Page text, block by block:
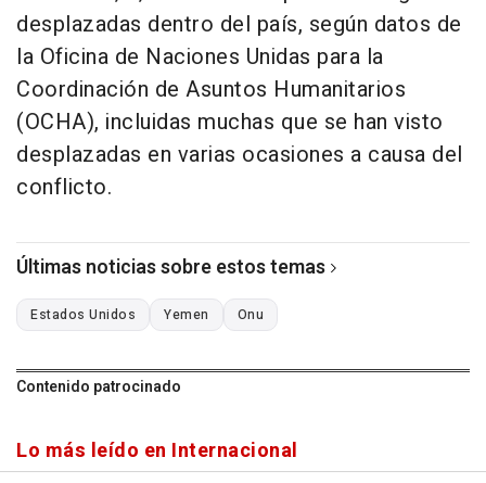
desplazadas dentro del país, según datos de
la Oficina de Naciones Unidas para la
Coordinación de Asuntos Humanitarios
(OCHA), incluidas muchas que se han visto
desplazadas en varias ocasiones a causa del
conflicto.
Últimas noticias sobre estos temas
Estados Unidos Yemen Onu
Contenido patrocinado
Lo más leído en Internacional